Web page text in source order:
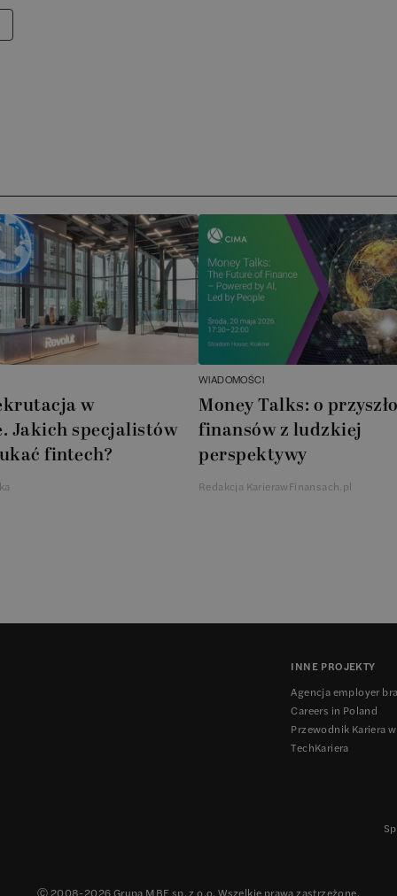
w
Jakich specjalistów
fintech?
WIADOMOŚCI
Money Talks: o
finansów z ludzkiej
perspektywy
Redakcja KarierawFinansach.pl
INNE PROJEKTY
Agencja employer
Careers in Poland
Przewodnik Kariera
TechKariera
Ⓒ 2008-2026Grupa MBE sp. z o.o. Wszelkie prawa zastrzeżone.